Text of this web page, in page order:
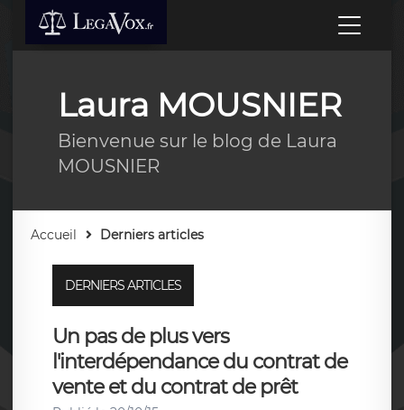
Laura MOUSNIER
Bienvenue sur le blog de Laura
MOUSNIER
Accueil Derniers articles
DERNIERS ARTICLES
Un pas de plus vers
l'interdépendance du contrat de
vente et du contrat de prêt